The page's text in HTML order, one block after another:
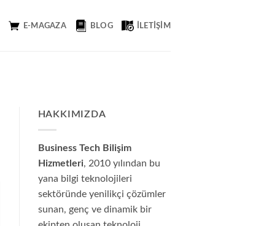
E-MAGAZA BLOG İLETIŞIM
HAKKIMIZDA
Business Tech Bilişim
Hizmetleri, 2010 yılından bu
yana bilgi teknolojileri
sektöründe yenilikçi çözümler
sunan, genç ve dinamik bir